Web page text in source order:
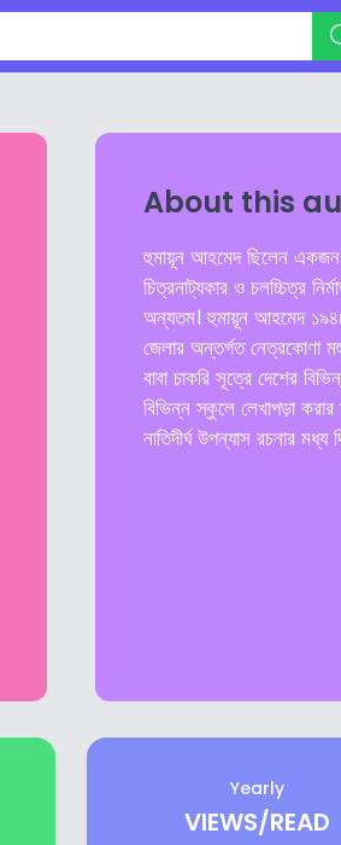
About this
হুমায়ূন আহমেদ ছিলেন একজন
চিত্রনাট্যকার ও চলচ্চিত্র
অন্যতম। হুমায়ূন আহমেদ ১৯৪৮
জেলার অন্তর্গত নেত্রকোণা
বাবা চাকরি সূত্রে দেশের
বিভিন্ন স্কুলে লেখাপড়া করার
নাতিদীর্ঘ উপন্যাস রচনার
Yearly
VIEWS/READ